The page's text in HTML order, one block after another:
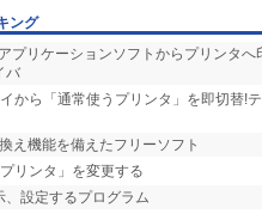
ング
プリケーションソフトからプリンタへ
バ
から「通常使うプリンタ」を即切替!
え機能を備えたフリーソフト
リンタ」を変更する
、設定するプログラム